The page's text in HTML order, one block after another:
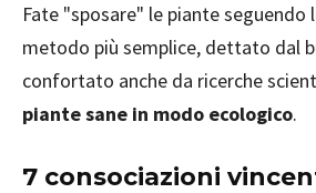
Fate "sposare" le piante seguendo
metodo più semplice, dettato dal
confortato anche da ricerche
piante sane in modo ecologico.
7 consociazioni